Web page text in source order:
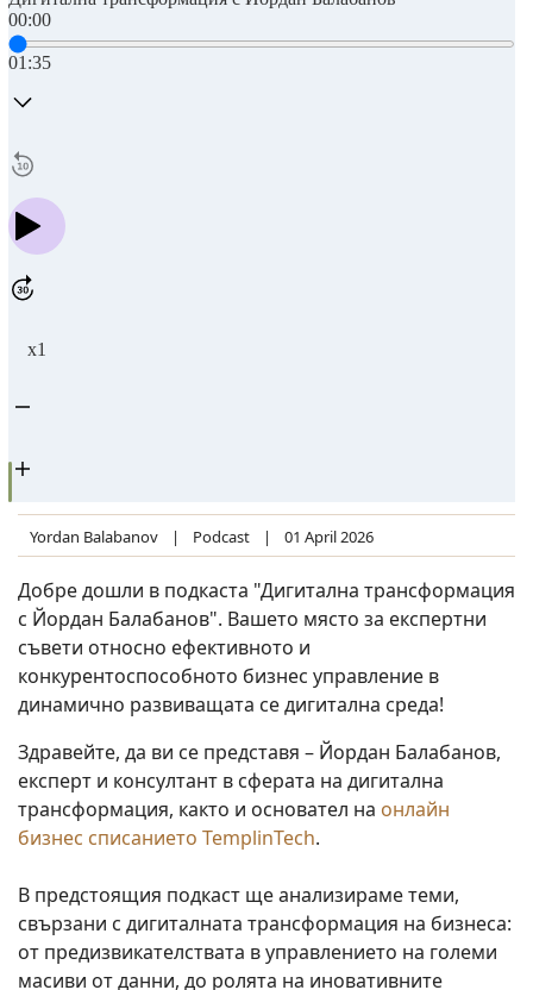
Yordan Balabanov Podcast 01 April 2026
Добре дошли в подкаста "Дигитална трансформация
с Йордан Балабанов". Вашето място за експертни
съвети относно ефективното и
конкурентоспособното бизнес управление в
динамично развиващата се дигитална среда!
Здравейте, да ви се представя – Йордан Балабанов,
експерт и консултант в сферата на дигитална
трансформация, както и основател на онлайн
бизнес списанието TemplinTech.
В предстоящия подкаст ще анализираме теми,
свързани с дигиталната трансформация на бизнеса:
от предизвикателствата в управлението на големи
масиви от данни, до ролята на иновативните